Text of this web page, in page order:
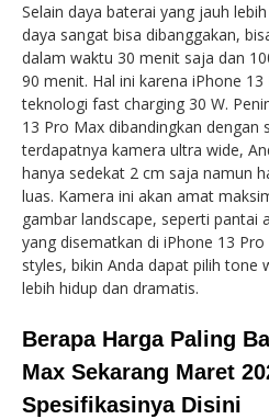
Selain daya baterai yang jauh
daya sangat bisa dibanggakan,
dalam waktu 30 menit saja dan
90 menit. Hal ini karena iPhone
teknologi fast charging 30 W.
13 Pro Max dibandingkan dengan
terdapatnya kamera ultra wide,
hanya sedekat 2 cm saja namun
luas. Kamera ini akan amat
gambar landscape, seperti pantai
yang disematkan di iPhone 13
styles, bikin Anda dapat pilih tone
lebih hidup dan dramatis.
Berapa Harga Paling
Max Sekarang Maret
Spesifikasinya Disini